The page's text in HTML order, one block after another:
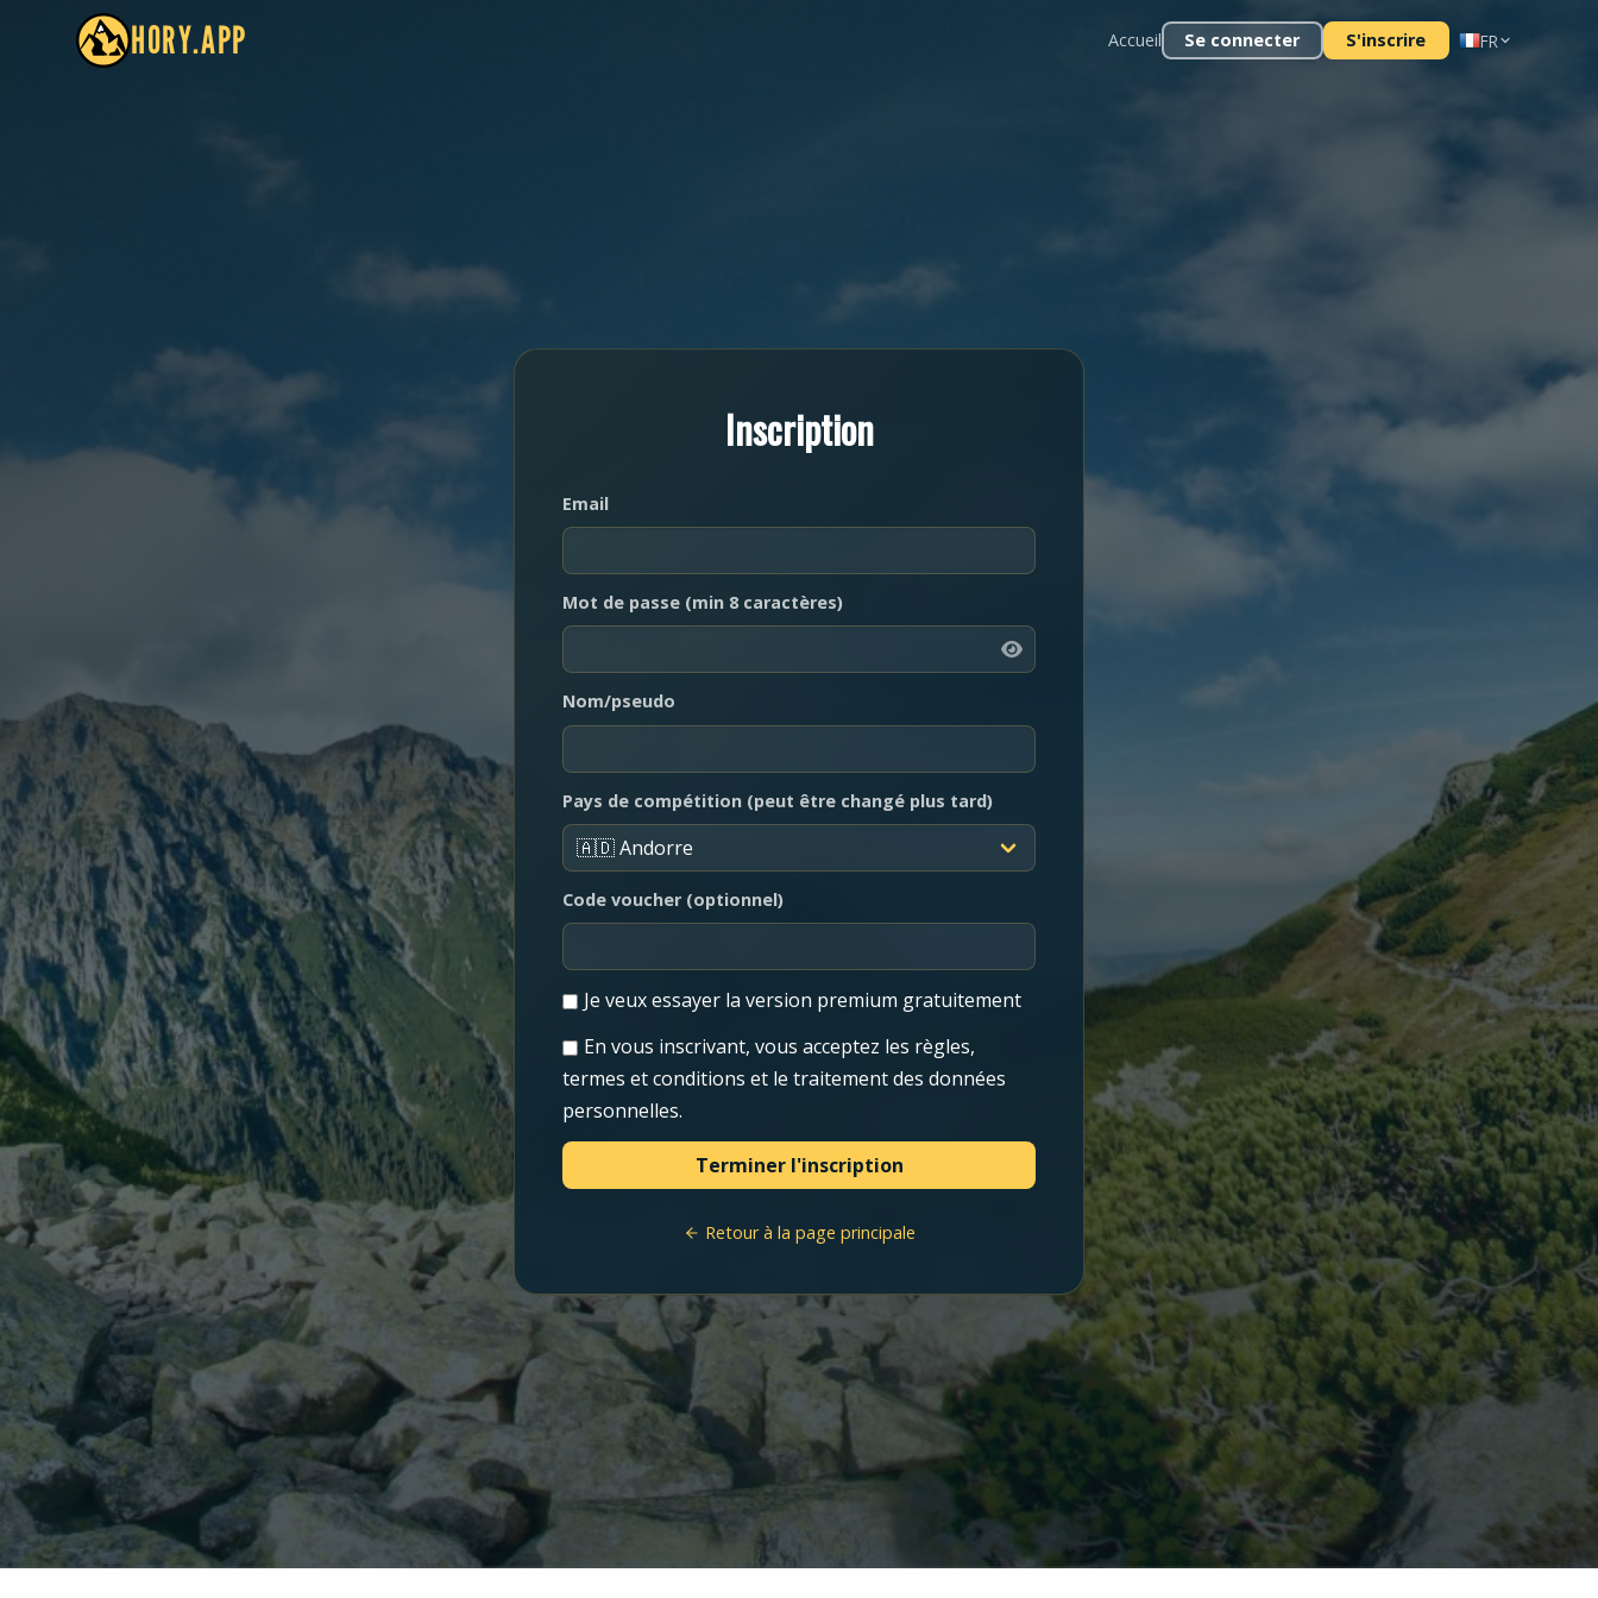
HORY.APP Accueil Se connecter S'inscrire FR
Inscription
Email
Mot de passe (min 8 caractères)
Nom/pseudo
Pays de compétition (peut être changé plus tard)
Code voucher (optionnel)
Je veux essayer la version premium gratuitement
En vous inscrivant, vous acceptez les règles,
termes et conditions et le traitement des données
personnelles.
Retour à la page principale